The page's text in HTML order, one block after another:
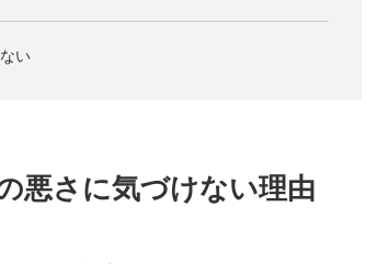
い
悪さに気づけない理由